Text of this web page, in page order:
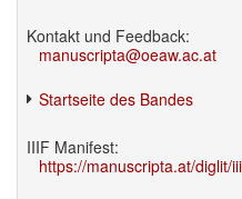
Kontakt und Feedback:
manuscripta@oeaw.ac.at
Startseite des Bandes
IIIF Manifest:
https://manuscripta.at/diglit/